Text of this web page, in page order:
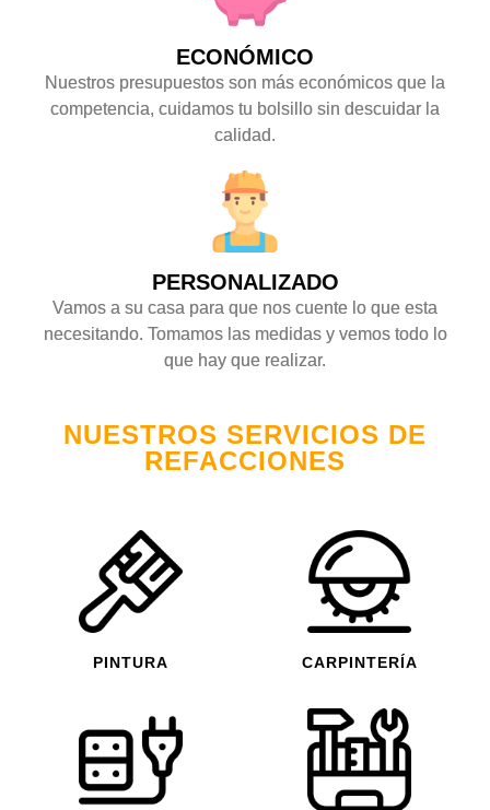
ECONÓMICO
Nuestros presupuestos son más económicos que la
competencia, cuidamos tu bolsillo sin descuidar la
calidad.
PERSONALIZADO
Vamos a su casa para que nos cuente lo que esta
necesitando. Tomamos las medidas y vemos todo lo
que hay que realizar.
NUESTROS SERVICIOS DE
REFACCIONES
PINTURA CARPINTERÍA